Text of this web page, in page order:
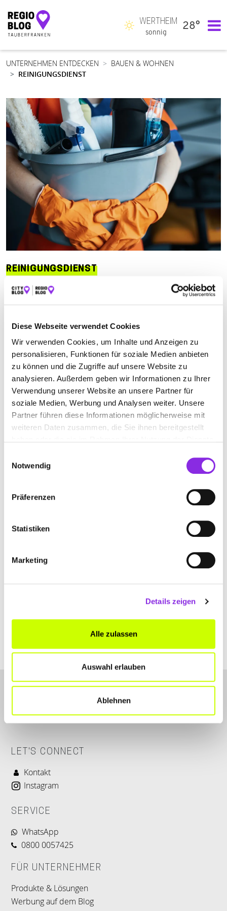
Diese Webseite verwendet Cookies
Wir verwenden Cookies, um Inhalte und Anzeigen zu
personalisieren, Funktionen für soziale Medien anbieten
zu können und die Zugriffe auf unsere Website zu
analysieren. Außerdem geben wir Informationen zu Ihrer
Verwendung unserer Website an unsere Partner für
soziale Medien, Werbung und Analysen weiter. Unsere
Partner führen diese Informationen möglicherweise mit
weiteren Daten zusammen, die Sie ihnen bereitgestellt
Notwendig
Präferenzen
Statistiken
Marketing
Details zeigen
Alle zulassen
Auswahl erlauben
Ablehnen
Hauptnavigation
WERTHEIM
sonnig
28°
UNTERNEHMEN ENTDECKEN
BAUEN & WOHNEN
REINIGUNGSDIENST
REINIGUNGSDIENST
Suchen nach
Finden
ALLE LAUDA-KÖNIGSHOFEN WERTHEIM
BGS – BÜHRER GEBÄUDESERVICE
Schüpfer Straße 14| 97922 Lauda-Königshofen DE
CITY GEBÄUDE- UND GLASREINIGUNG
Am Eicheler Eck 10| 97877 Wertheim DE
www.city-wertheim.de
LET'S CONNECT
Kontakt
Instagram
SERVICE
WhatsApp
0800 0057425
FÜR UNTERNEHMER
Produkte & Lösungen
Werbung auf dem Blog